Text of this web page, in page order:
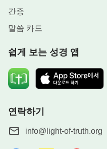
저 서지 못할 것이다.
직면한 문제들을 모두
도 전부 반박할 수 있다
미한다. 네가 그들의 그
면 그들은 너를 모함하
지난날, 유대인들은
간증
말씀 카드
쉽게 보는 성경 앱
연락하기
info@light-of-truth.org